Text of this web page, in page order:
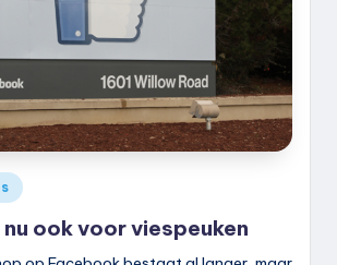
ook voor viespeuken